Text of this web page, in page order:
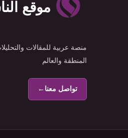
موقع
منصة عربية للمقالات
المنطقة والعالم
تواصل معنا←